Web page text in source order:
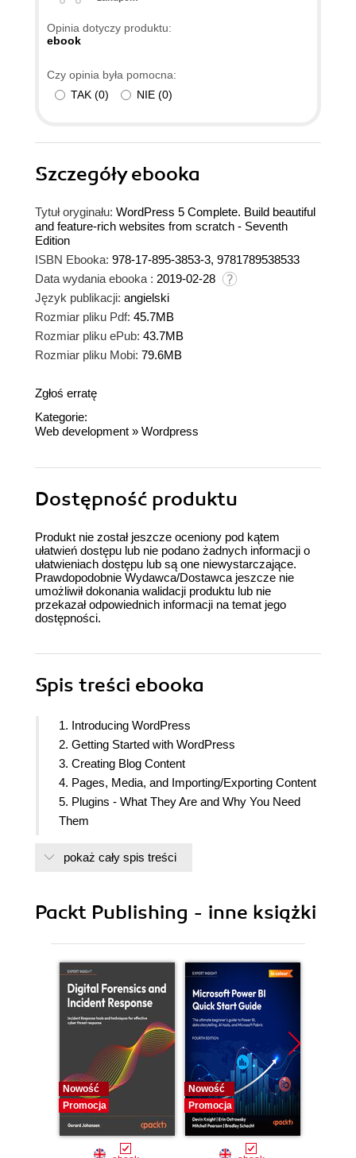
Opinia dotyczy produktu:
ebook
Czy opinia była pomocna:
TAK (0) NIE (0)
Szczegółyebooka
Tytuł oryginału: WordPress 5 Complete. Build beautiful
and feature-rich websites from scratch - Seventh
Edition
ISBN Ebooka: 978-17-895-3853-3, 9781789538533
Data wydania ebooka : 2019-02-28
Język publikacji: angielski
Rozmiar pliku Pdf: 45.7MB
Rozmiar pliku ePub: 43.7MB
Rozmiar pliku Mobi: 79.6MB
Zgłoś erratę
Kategorie:
Web development » Wordpress
Dostępność produktu
Produkt nie został jeszcze oceniony pod kątem
ułatwień dostępu lub nie podano żadnych informacji o
ułatwieniach dostępu lub są one niewystarczające.
Prawdopodobnie Wydawca/Dostawca jeszcze nie
umożliwił dokonania walidacji produktu lub nie
przekazał odpowiednich informacji na temat jego
dostępności.
Spis treści ebooka
1. Introducing WordPress
2. Getting Started with WordPress
3. Creating Blog Content
4. Pages, Media, and Importing/Exporting Content
5. Plugins - What They Are and Why You Need
Them
7. Choosing and Installing Themes
10. Social Media Integration, Podcasting, and
Introduction to REST API
12. Creating a Non-Blog Website Part One - The
Basics
13. Creating a Non-Blog Website Part Two - E-
Commerce Websites and Custom Content
Elements
pokaż cały spis treści
Packt Publishing - inne książki
Nowość
Promocja
Nowość
Promocja